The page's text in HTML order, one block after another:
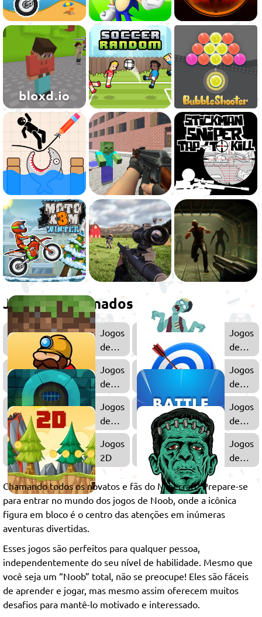
Jogos relacionados
Jogos
de
Minecraft
Jogos
de
Zumbi
Jogos
de
Minas
Jogos
de
Arco
e
Flecha
Jogos
de
Escape
Jogos
de
Battle
Royale
Jogos
2D
Jogos
de
Terror
Chamando todos os novatos e fãs do Minecraft! Prepare-se
para entrar no mundo dos jogos de Noob, onde a icônica
figura em bloco é o centro das atenções em inúmeras
aventuras divertidas.
Esses jogos são perfeitos para qualquer pessoa,
independentemente do seu nível de habilidade. Mesmo que
você seja um “Noob” total, não se preocupe! Eles são fáceis
de aprender e jogar, mas mesmo assim oferecem muitos
desafios para mantê-lo motivado e interessado.